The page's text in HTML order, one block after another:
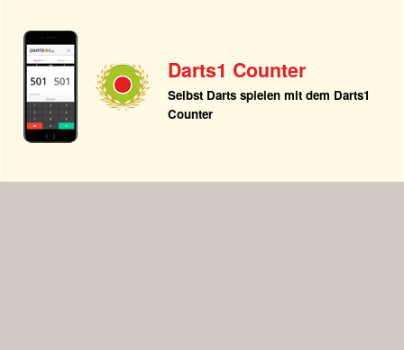
Darts1 Counter
Selbst Darts spielen mit dem Darts1
Counter